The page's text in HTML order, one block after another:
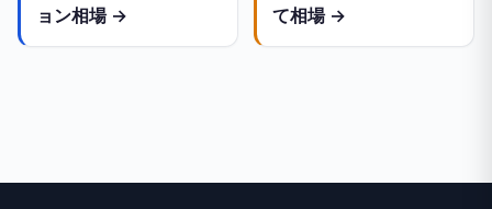
ョン相場 →
て相場 →